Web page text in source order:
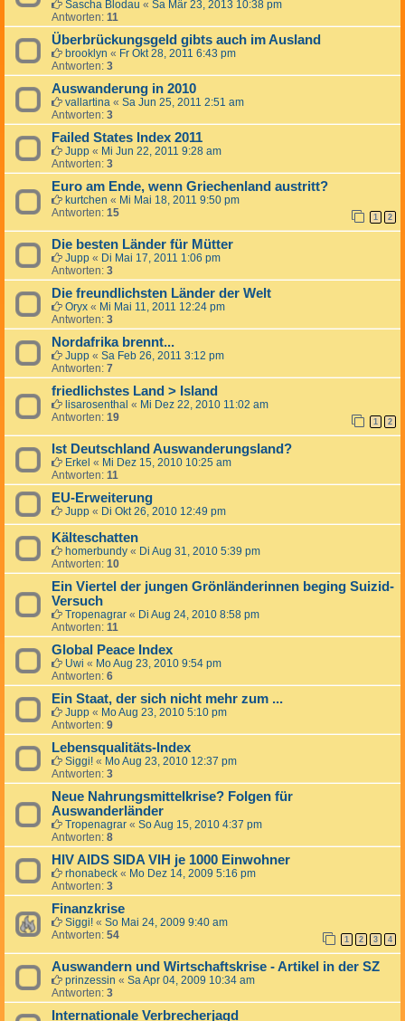
Sascha Blodau « Sa Mär 23, 2013 10:38 pm
Antworten: 11
Überbrückungsgeld gibts auch im Ausland
brooklyn « Fr Okt 28, 2011 6:43 pm
Antworten: 3
Auswanderung in 2010
vallartina « Sa Jun 25, 2011 2:51 am
Antworten: 3
Failed States Index 2011
Jupp « Mi Jun 22, 2011 9:28 am
Antworten: 3
Euro am Ende, wenn Griechenland austritt?
kurtchen « Mi Mai 18, 2011 9:50 pm
Antworten: 15 1 2
Die besten Länder für Mütter
Jupp « Di Mai 17, 2011 1:06 pm
Antworten: 3
Die freundlichsten Länder der Welt
Oryx « Mi Mai 11, 2011 12:24 pm
Antworten: 3
Nordafrika brennt...
Jupp « Sa Feb 26, 2011 3:12 pm
Antworten: 7
friedlichstes Land > Island
lisarosenthal « Mi Dez 22, 2010 11:02 am
Antworten: 19 1 2
Ist Deutschland Auswanderungsland?
Erkel « Mi Dez 15, 2010 10:25 am
Antworten: 11
EU-Erweiterung
Jupp « Di Okt 26, 2010 12:49 pm
Kälteschatten
homerbundy « Di Aug 31, 2010 5:39 pm
Antworten: 10
Ein Viertel der jungen Grönländerinnen beging Suizid-
Versuch
Tropenagrar « Di Aug 24, 2010 8:58 pm
Antworten: 11
Global Peace Index
Uwi « Mo Aug 23, 2010 9:54 pm
Antworten: 6
Ein Staat, der sich nicht mehr zum ...
Jupp « Mo Aug 23, 2010 5:10 pm
Antworten: 9
Lebensqualitäts-Index
Siggi! « Mo Aug 23, 2010 12:37 pm
Antworten: 3
Neue Nahrungsmittelkrise? Folgen für
Auswanderländer
Tropenagrar « So Aug 15, 2010 4:37 pm
Antworten: 8
HIV AIDS SIDA VIH je 1000 Einwohner
rhonabeck « Mo Dez 14, 2009 5:16 pm
Antworten: 3
Finanzkrise
Siggi! « So Mai 24, 2009 9:40 am
Antworten: 54 1 2 3 4
Auswandern und Wirtschaftskrise - Artikel in der SZ
prinzessin « Sa Apr 04, 2009 10:34 am
Antworten: 3
Internationale Verbrecherjagd